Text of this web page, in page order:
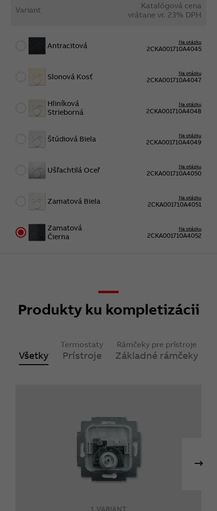
Variant
Katalógová cena
vrátane vr. 23% DPH
Antracitová Na otázku
2CKA001710A4045
Slonová Kosť Na otázku
2CKA001710A4047
Hliníková
Strieborná
Na otázku
2CKA001710A4048
Štúdiová Biela Na otázku
2CKA001710A4049
Ušľachtilá Oceľ Na otázku
2CKA001710A4050
Zamatová Biela Na otázku
2CKA001710A4051
Zamatová
Čierna
Na otázku
2CKA001710A4052
Produkty ku kompletizácii
Všetky
Termostaty
Prístroje
Rámčeky pre prístroje
Základné rámčeky
1 VARIANT